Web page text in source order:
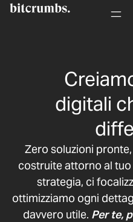
digitali
Zero soluzioni
costruite attorno al
strategia, ci
ottimizziamo ogni
davvero utile. Per te,